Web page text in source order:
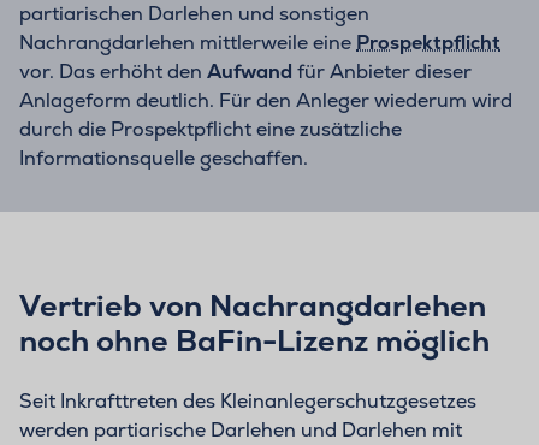
partiarischen Darlehen und sonstigen
Nachrangdarlehen mittlerweile eine Prospektpflicht
vor. Das erhöht den Aufwand für Anbieter dieser
Anlageform deutlich. Für den Anleger wiederum wird
durch die Prospektpflicht eine zusätzliche
Informationsquelle geschaffen.
Vertrieb von Nachrangdarlehen
noch ohne BaFin-Lizenz möglich
Seit Inkrafttreten des Kleinanlegerschutzgesetzes
werden partiarische Darlehen und Darlehen mit